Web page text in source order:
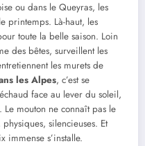
ou dans le Queyras, les
printemps. Là-haut, les
toute la belle saison. Loin
des bêtes, surveillent les
les murets de
les Alpes, c’est se
face au lever du soleil,
Le mouton ne connaît pas le
silencieuses. Et
immense s’installe.